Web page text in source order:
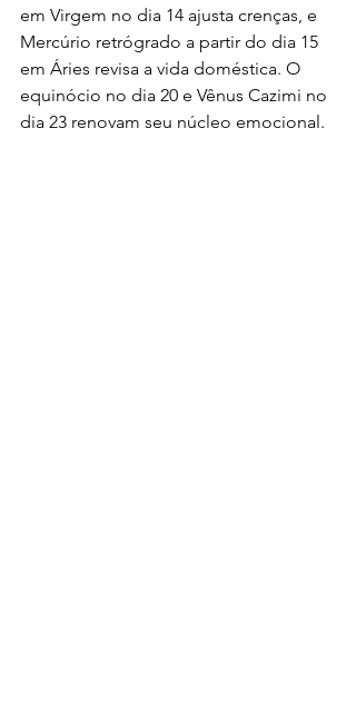
em Virgem no dia 14 ajusta crenças, e
Mercúrio retrógrado a partir do dia 15
em Áries revisa a vida doméstica. O
equinócio no dia 20 e Vênus Cazimi no
dia 23 renovam seu núcleo emocional.